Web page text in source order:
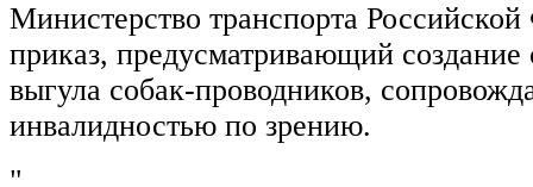
Министерство транспорта
приказ, предусматривающий создание
выгула собак-проводников,
инвалидностью по зрению.